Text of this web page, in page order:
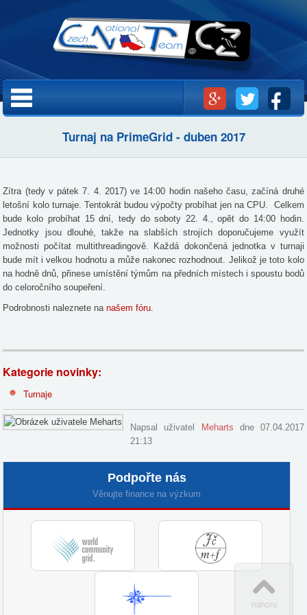
hlavnímu
obsahu
Hlavní menu
Turnaj na PrimeGrid - duben 2017
Zítra (tedy v pátek 7. 4. 2017) ve 14:00 hodin našeho času, začíná druhé
letošní kolo turnaje. Tentokrát budou výpočty probíhat jen na CPU. Celkem
bude kolo probíhat 15 dní, tedy do soboty 22. 4., opět do 14:00 hodin.
Jednotky jsou dlouhé, takže na slabších strojích doporučujeme využít
možnosti počítat multithreadingově. Každá dokončená jednotka v turnaji
bude mít i velkou hodnotu a může nakonec rozhodnout. Jelikož je toto kolo
na hodně dnů, přinese umístění týmům na předních místech i spoustu bodů
do celoročního soupeření.
Podrobnosti naleznete nanašem fóru.
Kategorie novinky:
Turnaje
Napsal uživatel Meharts dne 07.04.2017
21:13
Podpořte nás
Věnujte finance na výzkum